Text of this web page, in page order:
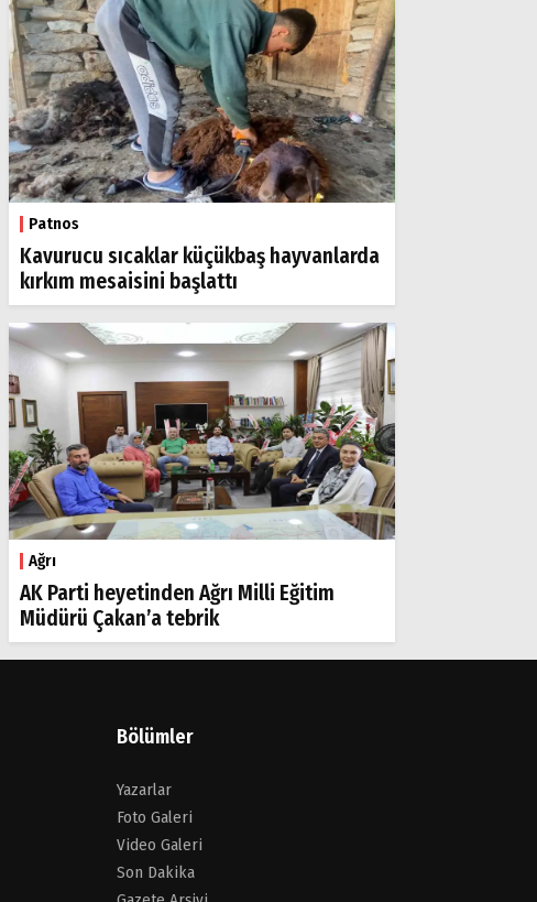
Patnos
Kavurucu sıcaklar küçükbaş hayvanlarda
kırkım mesaisini başlattı
Ağrı
AK Parti heyetinden Ağrı Milli Eğitim
Müdürü Çakan’a tebrik
Bölümler
Yazarlar
Foto Galeri
Video Galeri
Son Dakika